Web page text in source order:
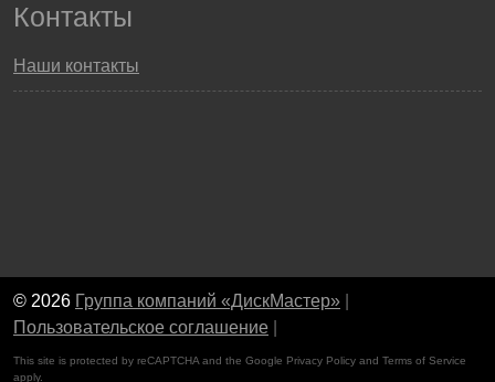
Контакты
Наши контакты
© 2026 Группа компаний «ДискМастер»
Пользовательское соглашение
This site is protected by reCAPTCHA and the Google Privacy Policy and Terms of Service
apply.